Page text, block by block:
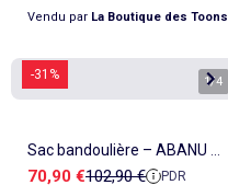
Vendu par La Boutique des Toons
-31% 1/4
Sac bandoulière – ABANU M
– Kipling
Prix de vente
70,90 €Prix de référence
102,90 € PDR